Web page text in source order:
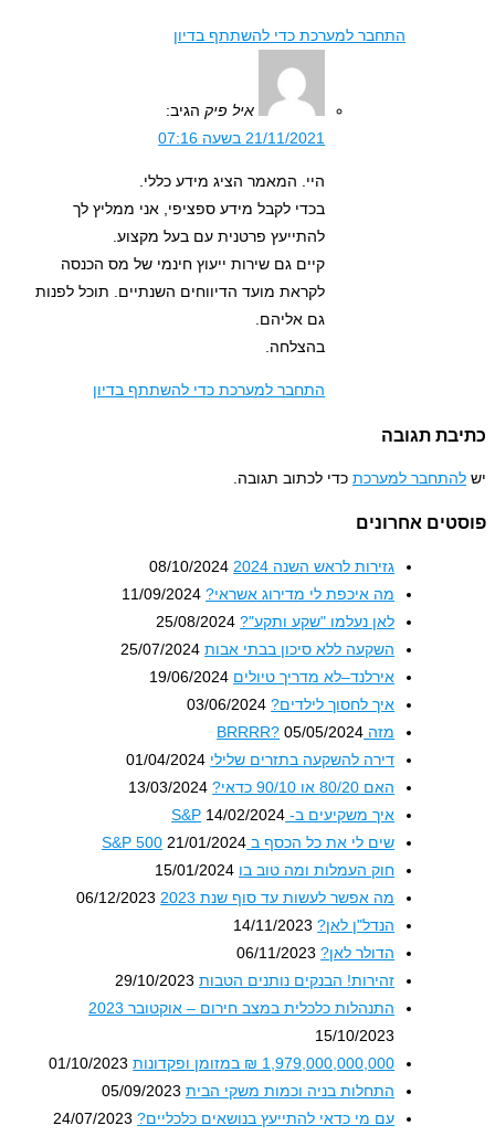
התחבר למערכת כדי להשתתף בדיון
איל פיק
הגיב:
21/11/2021 בשעה 07:16
היי. המאמר הציג מידע כללי.
בכדי לקבל מידע ספציפי, אני ממליץ לך
להתייעץ פרטנית עם בעל מקצוע.
קיים גם שירות ייעוץ חינמי של מס הכנסה
לקראת מועד הדיווחים השנתיים. תוכל לפנות
התחבר למערכת כדי להשתתף בדיון
למערכתכדי לכתוב תגובה.
גזירות לראש השנה 2024
08/10/2024
מה איכפת לי מדירוג אשראי? 11/09/2024
לאן נעלמו "שקע ותקע"? 25/08/2024
השקעה ללא סיכון בבתי אבות 25/07/2024
אירלנד–לא מדריך טיולים 19/06/2024
איך לחסוך לילדים? 03/06/2024
05/05/2024
דירה להשקעה בתזרים שלילי 01/04/2024
13/03/2024
איך משקיעים ב- S&P14/02/2024
שים לי את כל הכסף ב S&P 50021/01/2024
חוק העמלות ומה טוב בו 15/01/2024
מה אפשר לעשות עד סוף שנת 2023
06/12/2023
הנדל"ן לאן? 14/11/2023
הדולר לאן? 06/11/2023
זהירות! הבנקים נותנים הטבות 29/10/2023
התנהלות כלכלית במצב חירום – אוקטובר 2023
15/10/2023
1,979,000,000,000 ₪ במזומן ופקדונות
01/10/2023
התחלות בניה וכמות משקי הבית 05/09/2023
עם מי כדאי להתייעץ בנושאים כלכליים? 24/07/2023